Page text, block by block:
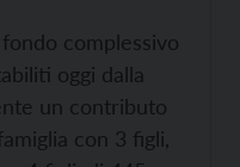
complessivo
oggi dalla
un contributo
con 3 figli,